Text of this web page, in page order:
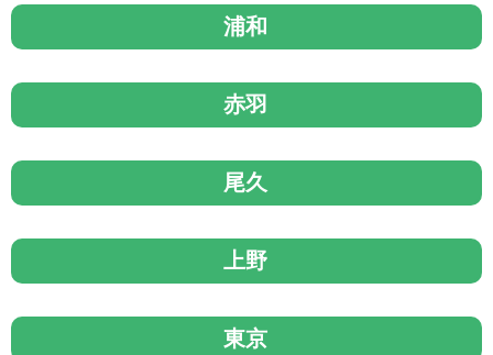
浦和
赤羽
尾久
上野
東京